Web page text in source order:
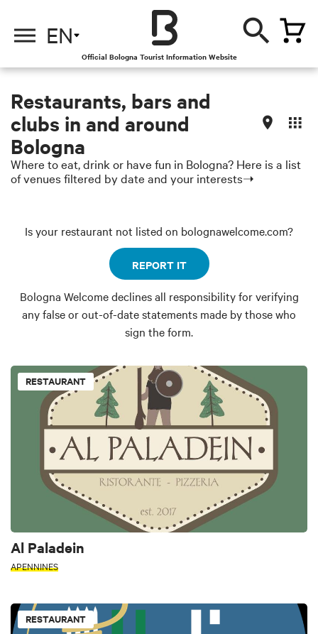
EN
Official Bologna Tourist Information Website
Restaurants, bars and
clubs in and around
Bologna
Where to eat, drink or have fun in Bologna? Here is a list
of venues filtered by date and your interests➝
Is your restaurant not listed on bolognawelcome.com?
REPORT IT
Bologna Welcome declines all responsibility for verifying
any false or out-of-date statements made by those who
sign the form.
RESTAURANT
Al Paladein
APENNINES
RESTAURANT